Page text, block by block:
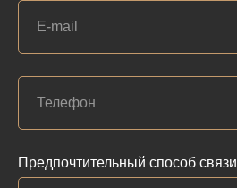
Предпочтительный способ связи